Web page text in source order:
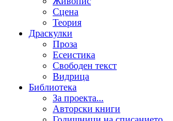
Сцена
Теория
Драскулки
Проза
Есеистика
Свободен текст
Видрица
Библиотека
За проекта...
Авторски книги